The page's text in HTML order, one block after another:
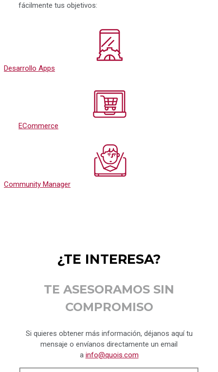
fácilmente tus objetivos:
Desarrollo Apps
ECommerce
Community Manager
¿TE INTERESA?
TE ASESORAMOS SIN
COMPROMISO
Si quieres obtener más información, déjanos aquí tu
mensaje o envíanos directamente un email
a info@quois.com